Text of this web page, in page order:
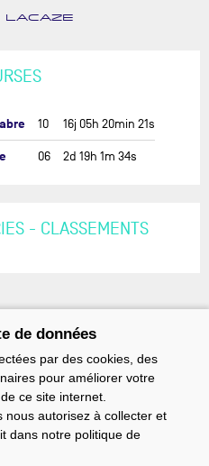
LACAZE
10 16j 05h 20min 21s
06 2d 19h 1m 34s
- CLASSEMENTS
de données
par des cookies, des
pour améliorer votre
ce site internet.
nous autorisez à collecter et
dans notre politique de